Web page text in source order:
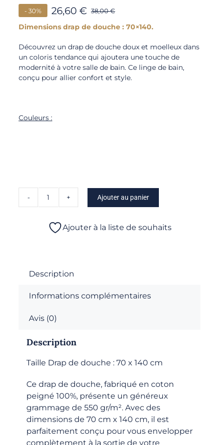
38,00€
26,60€
- 30%
Dimensions drap de douche : 70×140.
Découvrez un drap de douche doux et moelleux dans
un coloris tendance qui ajoutera une touche de
modernité à votre salle de bain. Ce linge de bain,
conçu pour allier confort et style.
Couleurs :
quantité
Pétale
douche
Bégonia
Ajouter au panier
Ajouter à la liste de souhaits
Description
Informations complémentaires
Avis (0)
Description
Taille Drap de douche : 70 x 140 cm
Ce drap de douche, fabriqué en coton
peigné 100%, présente un généreux
grammage de 550 gr/m². Avec des
dimensions de 70 cm x 140 cm, il est
parfaitement conçu pour vous envelopper
complètement à la sortie de votre